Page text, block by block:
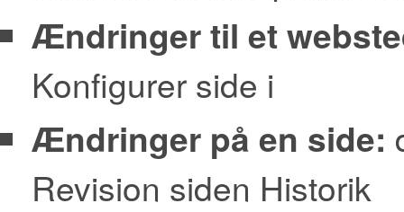
Ændringer til et
Konfigurer side i
Ændringer på en side:
Revision siden Historik